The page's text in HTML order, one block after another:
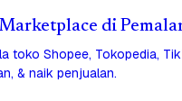
di
toko Shopee, Tokopedia,
& naik penjualan.